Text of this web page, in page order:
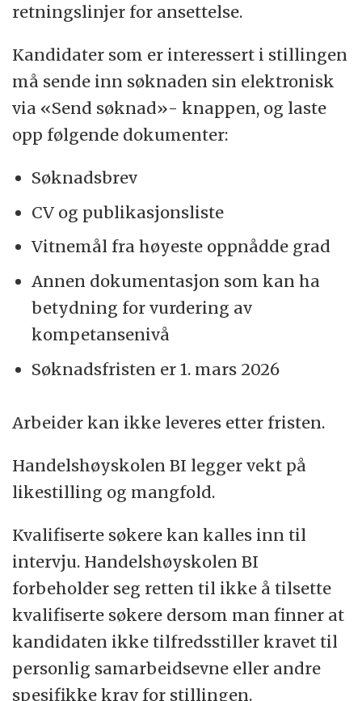
retningslinjer for ansettelse.
Kandidater som er interessert i stillingen
må sende inn søknaden sin elektronisk
via «Send søknad»- knappen, og laste
opp følgende dokumenter:
Søknadsbrev
CV og publikasjonsliste
Vitnemål fra høyeste oppnådde grad
Annen dokumentasjon som kan ha
betydning for vurdering av
kompetansenivå
Søknadsfristen er 1. mars 2026
Arbeider kan ikke leveres etter fristen.
Handelshøyskolen BI legger vekt på
likestilling og mangfold.
Kvalifiserte søkere kan kalles inn til
intervju. Handelshøyskolen BI
forbeholder seg retten til ikke å tilsette
kvalifiserte søkere dersom man finner at
kandidaten ikke tilfredsstiller kravet til
personlig samarbeidsevne eller andre
spesifikke krav for stillingen.